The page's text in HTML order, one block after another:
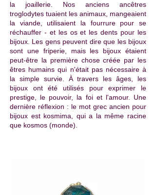
la joaillerie. Nos anciens ancêtres
troglodytes tuaient les animaux, mangeaient
la viande, utilisaient la fourrure pour se
réchauffer - et les os et les dents pour les
bijoux. Les gens peuvent dire que les bijoux
sont une friperie, mais les bijoux étaient
peut-être la première chose créée par les
êtres humains qui n'était pas nécessaire à
la simple survie. À travers les âges, les
bijoux ont été utilisés pour exprimer le
prestige, le pouvoir, la foi et l'amour. Une
dernière réflexion : le mot grec ancien pour
bijoux est kosmima, qui a la même racine
que kosmos (monde).